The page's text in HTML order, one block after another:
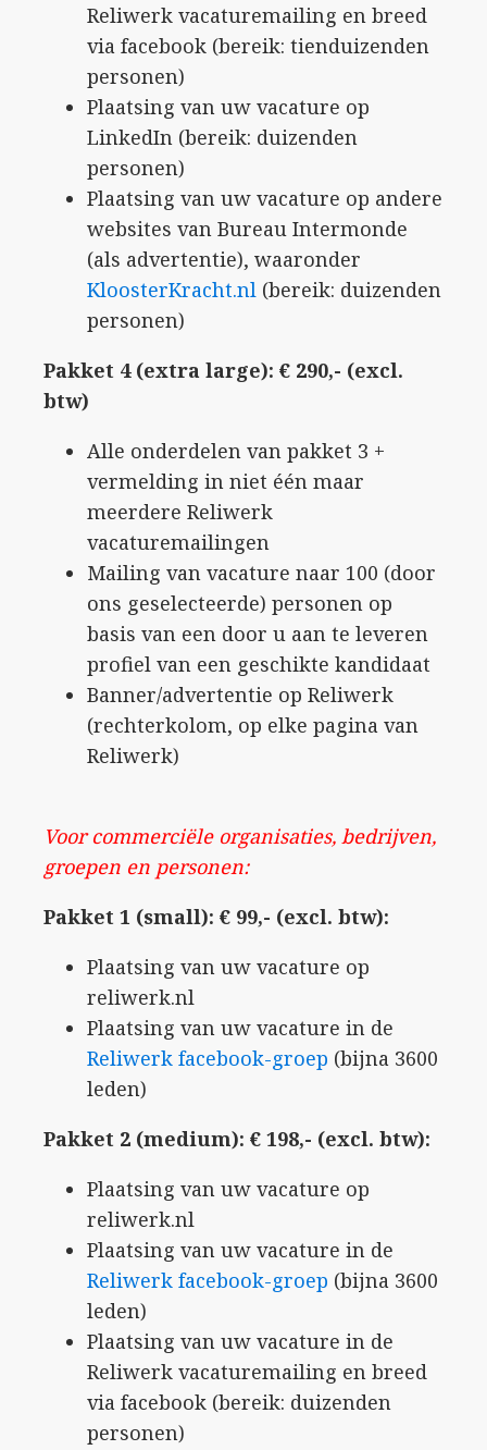
Reliwerk vacaturemailing en breed
via facebook (bereik: tienduizenden
personen)
Plaatsing van uw vacature op
LinkedIn (bereik: duizenden
personen)
Plaatsing van uw vacature op andere
websites van Bureau Intermonde
(als advertentie), waaronder
KloosterKracht.nl (bereik: duizenden
personen)
Pakket 4 (extra large): € 290,- (excl.
btw)
Alle onderdelen van pakket 3 +
vermelding in niet één maar
meerdere Reliwerk
vacaturemailingen
Mailing van vacature naar 100 (door
ons geselecteerde) personen op
basis van een door u aan te leveren
profiel van een geschikte kandidaat
Banner/advertentie op Reliwerk
(rechterkolom, op elke pagina van
Reliwerk)
Voor commerciële organisaties, bedrijven,
groepen en personen:
Pakket 1 (small): € 99,- (excl. btw):
Plaatsing van uw vacature op
reliwerk.nl
Plaatsing van uw vacature in de
Reliwerk facebook-groep (bijna 3600
leden)
Pakket 2 (medium): € 198,- (excl. btw):
Plaatsing van uw vacature op
reliwerk.nl
Plaatsing van uw vacature in de
Reliwerk facebook-groep (bijna 3600
leden)
Plaatsing van uw vacature in de
Reliwerk vacaturemailing en breed
via facebook (bereik: duizenden
personen)